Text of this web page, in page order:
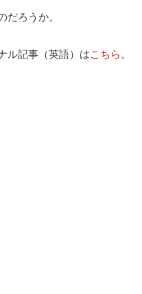
ろうか。
ル記事（英語）はこちら 。